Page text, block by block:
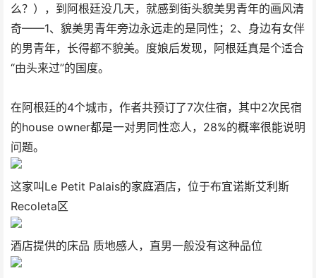
么？），到阿根廷没几天，就感到街头貌美男青年的画风清
奇——1、貌美男青年旁边永远走的是同性；2、身边有女伴
的男青年，长得都不貌美。度娘后发现，阿根廷真是个适合
“由头来过”的国度。
在阿根廷的4个城市，作者共预订了7次住宿，其中2次民宿
的house owner都是一对男同性恋人，28%的概率很能说明
问题。
这家叫Le Petit Palais的家庭酒店，位于布宜诺斯艾利斯
Recoleta区
酒店提供的床品 质地感人，直男一般没有这种品位